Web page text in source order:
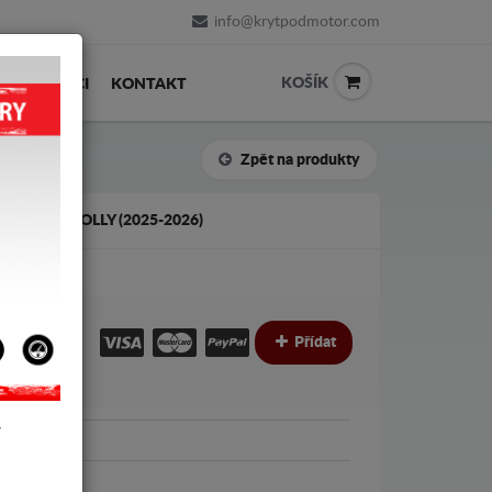
info@krytpodmotor.com
PRODEJCI KONTAKT KOŠÍK
Zpět na produkty
ESUPERJOLLY (2025-2026)
Přídat